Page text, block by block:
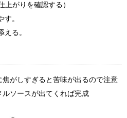
上がりを確認する）
。
る。
がしすぎると苦味が出るので注意
ソースが出てくれば完成